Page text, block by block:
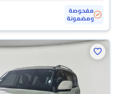
مفحوصة
ومضمونة